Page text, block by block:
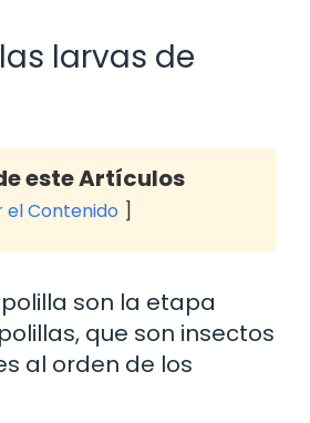
larvas de
este Artículos
Contenido
son la etapa
que son insectos
al orden de los